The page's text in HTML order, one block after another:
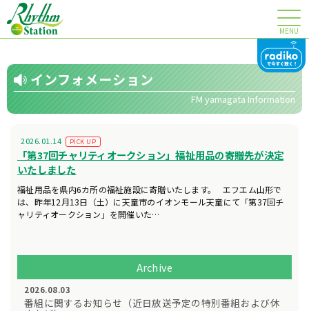
MENU
インフォメーション
FM yamagata Information
2026.01.14 PICK UP
「第37回チャリティオークション」福祉用品の寄贈先が決定
いたしました
福祉用品を県内6カ所の福祉施設に寄贈いたします。 エフエム山形で
は、昨年12月13日（土）に天童市のイオンモール天童にて「第37回チ
ャリティオークション」を開催いた…
Archive
2026.08.03
番組に関するお知らせ（近日放送予定の特別番組および休